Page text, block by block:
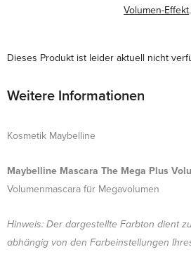
Volumen-Effekt,
Dieses Produkt ist leider aktuell nicht
Weitere Informationen
Kosmetik Maybelline
Maybelline Mascara The Mega Plus
Volumenmascara für Megavolumen
Hinweis: Der dargestellte Farbton dient
abhängig von den Farbeinstellungen